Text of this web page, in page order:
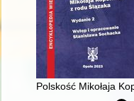
Polskość Mikołaja